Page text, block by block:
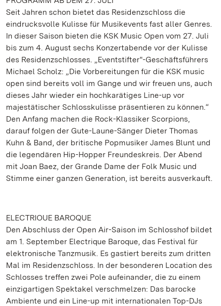
Seit Jahren schon bietet das Residenzschloss die
eindrucksvolle Kulisse für Musikevents fast aller Genres.
In dieser Saison bieten die KSK Music Open vom 27. Juli
bis zum 4. August sechs Konzertabende vor der Kulisse
des Residenzschlosses. „Eventstifter"-Geschäftsführers
Michael Scholz: „Die Vorbereitungen für die KSK music
open sind bereits voll im Gange und wir freuen uns, auch
dieses Jahr wieder ein hochkarätiges Line-up vor
majestätischer Schlosskulisse präsentieren zu können.“
Den Anfang machen die Rock-Klassiker Scorpions,
darauf folgen der Gute-Laune-Sänger Dieter Thomas
Kuhn & Band, der britische Popmusiker James Blunt und
die legendären Hip-Hopper Freundeskreis. Der Abend
mit Joan Baez, der Grande Dame der Folk Music und
Stimme einer ganzen Generation, ist bereits ausverkauft.
ELECTRIOUE BAROQUE
Den Abschluss der Open Air-Saison im Schlosshof bildet
am 1. September Electrique Baroque, das Festival für
elektronische Tanzmusik. Es gastiert bereits zum dritten
Mal im Residenzschloss. In der besonderen Location des
Schlosses treffen zwei Pole aufeinander, die zu einem
einzigartigen Spektakel verschmelzen: Das barocke
Ambiente und ein Line-up mit internationalen Top-DJs